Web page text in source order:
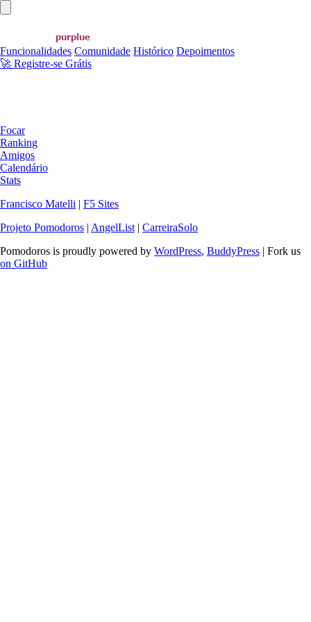
Funcionalidades Comunidade Histórico Depoimentos
🚀 Registre-se Grátis
Focar
Ranking
Amigos
Calendário
Stats
Francisco Matelli | F5 Sites
Projeto Pomodoros | AngelList | CarreiraSolo
Pomodoros is proudly powered by WordPress, BuddyPress | Fork us
on GitHub